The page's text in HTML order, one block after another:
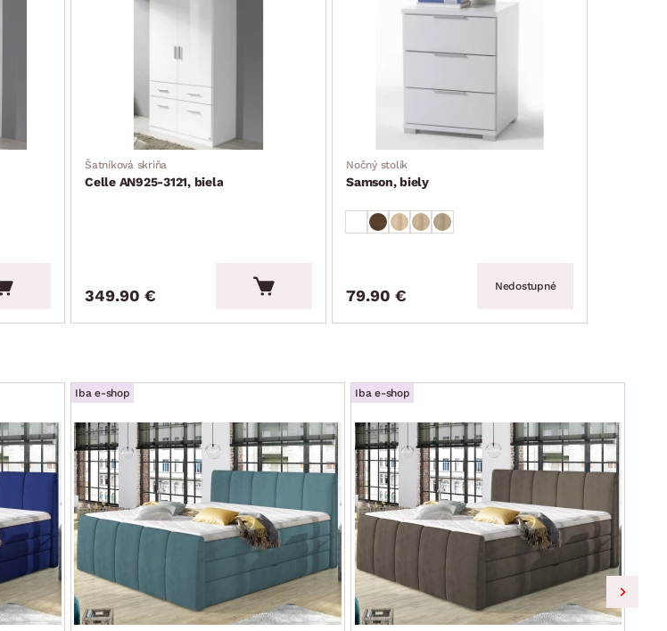
Šatníková skriňa
Celle AN925-3121, biela
349.90 €
Nočný stolík
Samson, biely
79.90 € Nedostupné
Iba e-shop Iba e-shop